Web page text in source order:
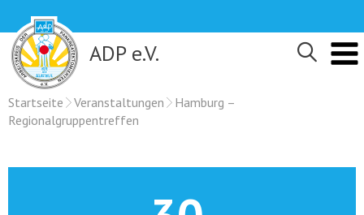
content
ADP e.V.
Startseite Veranstaltungen
Hamburg –
Regionalgruppentreffen